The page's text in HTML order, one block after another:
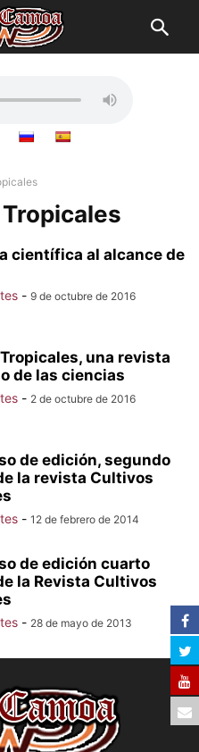
científica al alcance de
- 9 de octubre de 2016
una revista
de las ciencias
- 2 de octubre de 2016
de edición, segundo
la revista Cultivos
- 12 de febrero de 2014
de edición cuarto
la Revista Cultivos
- 28 de mayo de 2013